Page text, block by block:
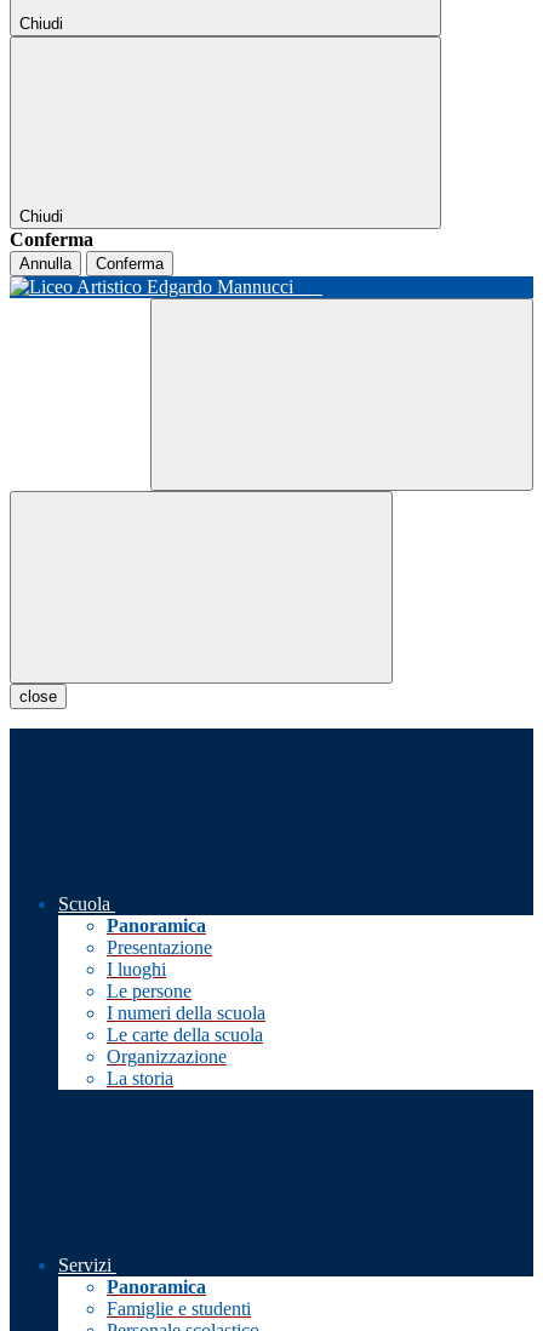
Chiudi
Chiudi
Conferma
Annulla Conferma
close
Scuola
Panoramica
Presentazione
I luoghi
Le persone
I numeri della scuola
Le carte della scuola
Organizzazione
La storia
Servizi
Panoramica
Famiglie e studenti